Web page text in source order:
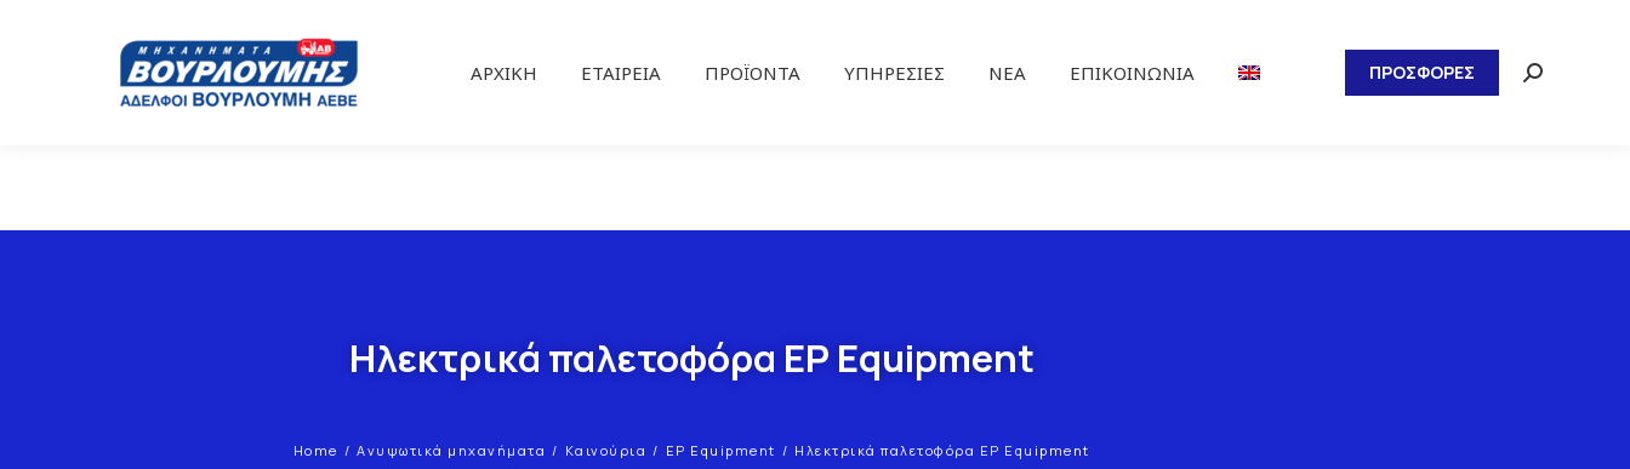
ΑΡΧΙΚΉ ΕΤΑΙΡΕΊΑ ΠΡΟΪΌΝΤΑ ΥΠΗΡΕΣΊΕΣ ΝΕΑ ΕΠΙΚΟΙΝΩΝΊΑ ΠΡΟΣΦΟΡΕΣ
Ηλεκτρικά παλετοφόρα EP Equipment
Home Ανυψωτικά μηχανήματα Καινούρια EP Equipment Ηλεκτρικά παλετοφόρα EP Equipment